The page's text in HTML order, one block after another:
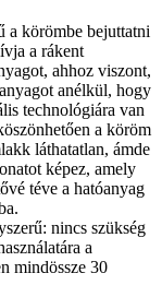
a körömbe bejuttatni
a rákent
ahhoz viszont,
anélkül, hogy
technológiára van
a köröm
láthatatlan, ámde
képez, amely
téve a hatóanyag
nincs szükség
a
mindössze 30